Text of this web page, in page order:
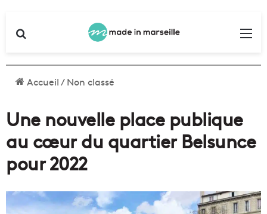
Accueil/Non classé
Une nouvelle place publique
au cœur du quartier Belsunce
pour 2022